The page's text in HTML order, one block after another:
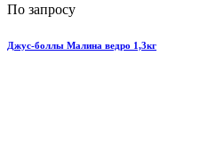
По запросу
Джус-боллы Малина ведро 1,3кг